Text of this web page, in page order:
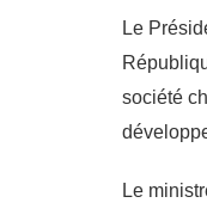
Le
société
Le